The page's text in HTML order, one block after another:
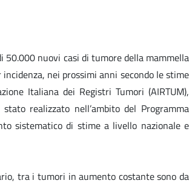
nuovi casi di tumore della mammella
nei prossimi anni secondo le stime
Italiana dei Registri Tumori (AIRTUM),
realizzato nell’ambito del Programma
sistematico di stime a livello nazionale e
tra i tumori in aumento costante sono da